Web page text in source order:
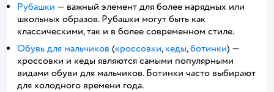
Рубашки — важный элемент для более нарядных или
школьных образов. Рубашки могут быть как
классическими, так и в более современном стиле.
Обувь для мальчиков (кроссовки, кеды,ботинки) —
кроссовки и кеды являются самыми популярными
видами обуви для мальчиков. Ботинки часто выбирают
для холодного времени года.